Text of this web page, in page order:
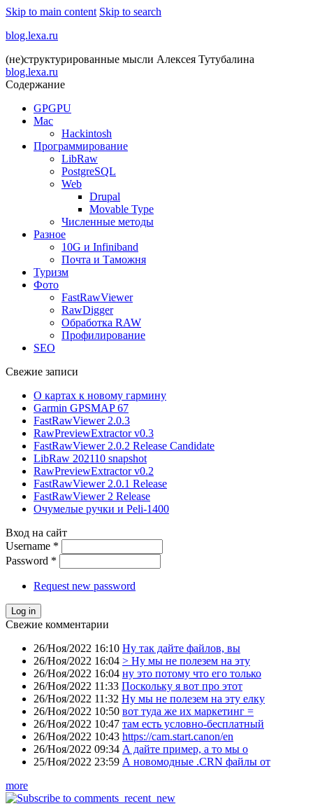
Skip to main content Skip to search
blog.lexa.ru
(не)структурированные мысли Алексея Тутубалина
blog.lexa.ru
Содержание
GPGPU
Mac
Hackintosh
Программирование
LibRaw
PostgreSQL
Web
Drupal
Movable Type
Численные методы
Разное
10G и Infiniband
Почта и Таможня
Туризм
Фото
FastRawViewer
RawDigger
Обработка RAW
Профилирование
SEO
Свежие записи
О картах к новому гармину
Garmin GPSMAP 67
FastRawViewer 2.0.3
RawPreviewExtractor v0.3
FastRawViewer 2.0.2 Release Candidate
LibRaw 202110 snapshot
RawPreviewExtractor v0.2
FastRawViewer 2.0.1 Release
FastRawViewer 2 Release
Очумелые ручки и Peli-1400
Вход на сайт
Username *
Password *
Request new password
Свежие комментарии
26/Ноя/2022 16:10 Ну так дайте файлов, вы
26/Ноя/2022 16:04 > Ну мы не полезем на эту
26/Ноя/2022 16:04 ну это потому что его только
26/Ноя/2022 11:33 Поскольку я вот про этот
26/Ноя/2022 11:32 Ну мы не полезем на эту елку
26/Ноя/2022 10:50 вот туда же их маркетинг =
26/Ноя/2022 10:47 там есть условно-бесплатный
26/Ноя/2022 10:43 https://cam.start.canon/en
26/Ноя/2022 09:34 А дайте пример, а то мы о
25/Ноя/2022 23:59 А новомодные .CRN файлы от
more